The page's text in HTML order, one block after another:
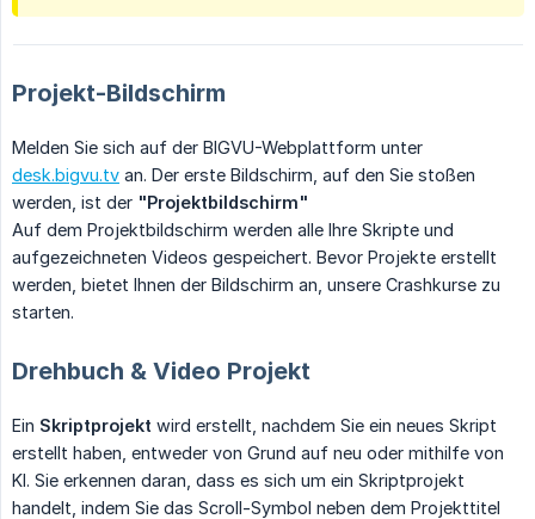
Projekt-Bildschirm
Melden Sie sich auf der BIGVU-Webplattform unter
desk.bigvu.tv an. Der erste Bildschirm, auf den Sie stoßen
werden, ist der "Projektbildschirm"
Auf dem Projektbildschirm werden alle Ihre Skripte und
aufgezeichneten Videos gespeichert. Bevor Projekte erstellt
werden, bietet Ihnen der Bildschirm an, unsere Crashkurse zu
starten.
Drehbuch & Video Projekt
Ein Skriptprojekt wird erstellt, nachdem Sie ein neues Skript
erstellt haben, entweder von Grund auf neu oder mithilfe von
KI. Sie erkennen daran, dass es sich um ein Skriptprojekt
handelt, indem Sie das Scroll-Symbol neben dem Projekttitel